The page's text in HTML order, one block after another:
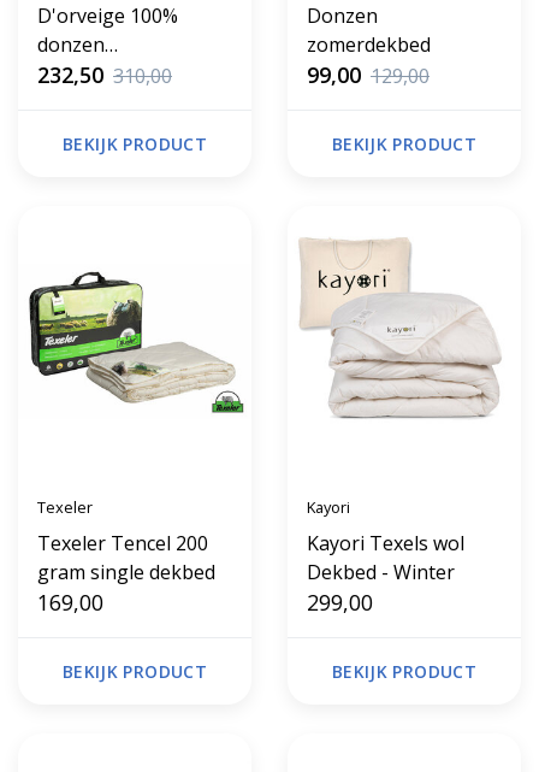
D'orveige 100%
donzen
winterdekbed 200 x
232,50 310,00
BEKIJK PRODUCT
Donzen
zomerdekbed
99,00 129,00
BEKIJK PRODUCT
Texeler
Texeler Tencel 200
gram single dekbed
169,00
BEKIJK PRODUCT
Kayori
Kayori Texels wol
Dekbed - Winter
299,00
BEKIJK PRODUCT